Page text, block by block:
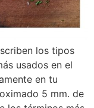
los tipos
usados en el
en tu
5 mm. de